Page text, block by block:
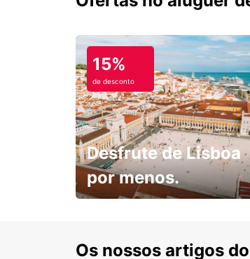
15%
de desconto
Desfrute de Lisboa
por menos.
Os nossos artigos